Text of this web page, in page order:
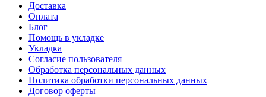
Доставка
Оплата
Блог
Помощь в укладке
Укладка
Согласие пользователя
Обработка персональных данных
Политика обработки персональных данных
Договор оферты